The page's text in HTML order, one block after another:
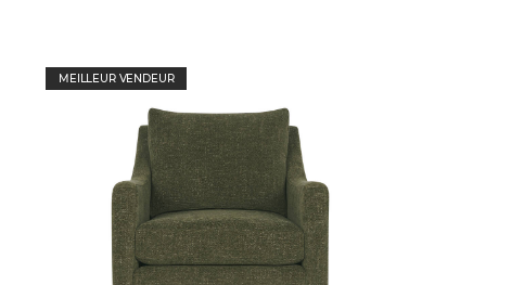
MEILLEUR VENDEUR